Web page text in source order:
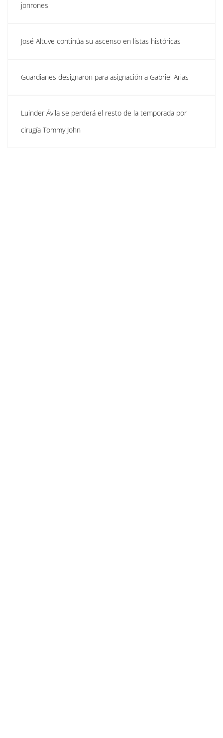
jonrones
José Altuve continúa su ascenso en listas históricas
Guardianes designaron para asignación a Gabriel Arias
Luinder Ávila se perderá el resto de la temporada por
cirugía Tommy John